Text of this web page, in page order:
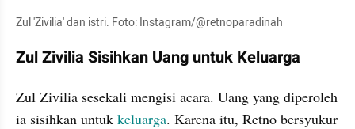
Zul 'Zivilia' dan istri. Foto: Instagram/@retnoparadinah
Zul Zivilia Sisihkan Uang untuk Keluarga
Zul Zivilia sesekali mengisi acara. Uang yang diperoleh
ia sisihkan untuk keluarga. Karena itu, Retno bersyukur